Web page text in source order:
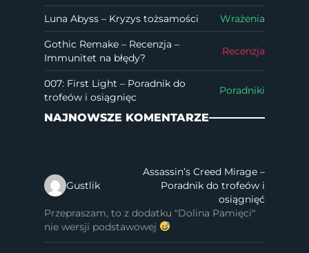
Luna Abyss – Kryzys tożsamości Wrażenia
Gothic Remake – Recenzja –
Immunitet na błędy?
Recenzja
007: First Light – Poradnik do
trofeów i osiągnięc
Poradniki
NAJNOWSZE KOMENTARZE
Gustlik
Assassin’s Creed Mirage –
Poradnik do trofeów i
osiągnięć
Przepraszam, to z dodatku "Dolina Pamięci"
nie wersji podstawowej